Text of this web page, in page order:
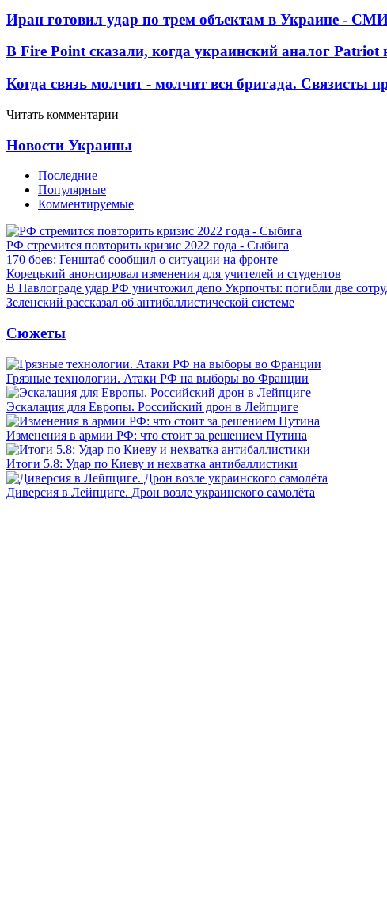
Иран готовил удар по трем объектам в Украине -
В Fire Point сказали, когда украинский аналог Patriot
Когда связь молчит - молчит вся бригада. Связисты
Читать комментарии
Новости Украины
Последние
Популярные
Комментируемые
РФ стремится повторить кризис 2022 года - Сыбига
170 боев: Генштаб сообщил о ситуации на фронте
Корецький анонсировал изменения для учителей и студентов
В Павлограде удар РФ уничтожил депо Укрпочты: погибли две
Зеленский рассказал об антибаллистической системе
Сюжеты
Грязные технологии. Атаки РФ на выборы во Франции
Эскалация для Европы. Российский дрон в Лейпциге
Изменения в армии РФ: что стоит за решением Путина
Итоги 5.8: Удар по Киеву и нехватка антибаллистики
Диверсия в Лейпциге. Дрон возле украинского самолёта